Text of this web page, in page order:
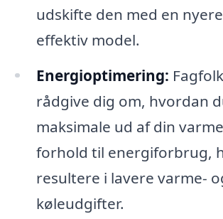
udskifte den med en
effektiv model.
Energioptimering:
rådgive dig om, hvordan
maksimale ud af din
forhold til energiforbrug,
resultere i lavere varme-
køleudgifter.